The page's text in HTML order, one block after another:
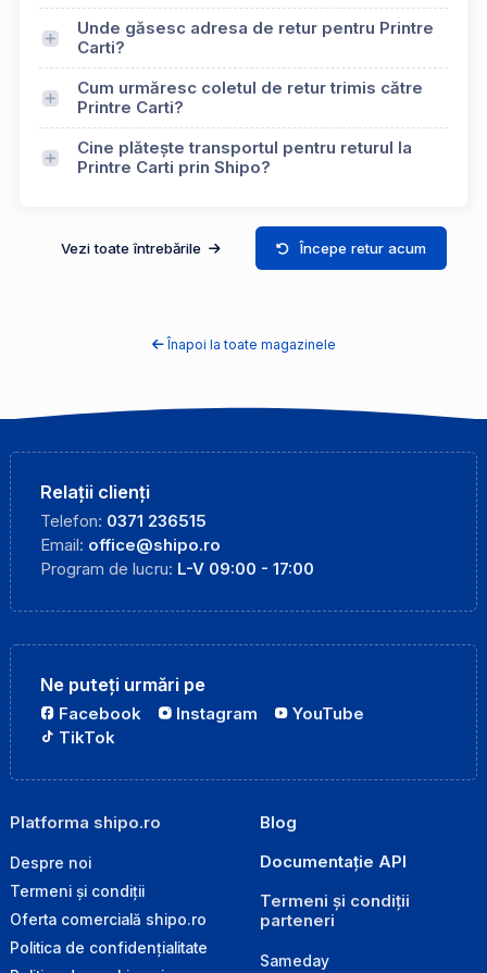
Unde găsesc adresa de retur pentru Printre
Carti?
Cum urmăresc coletul de retur trimis către
Printre Carti?
Cine plătește transportul pentru returul la
Printre Carti prin Shipo?
Vezi toate întrebările Începe retur acum
Înapoi la toate magazinele
Relații clienți
Telefon: 0371 236515
Email: office@shipo.ro
Program de lucru: L-V 09:00 - 17:00
Ne puteți urmări pe
Facebook Instagram
YouTube
TikTok
Platforma shipo.ro
Despre noi
Termeni și condiții
Oferta comercială shipo.ro
Politica de confidențialitate
Blog
Documentație API
Termeni și condiții
parteneri
Sameday